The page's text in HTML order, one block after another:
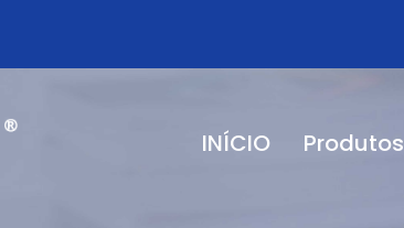
INÍCIO Produtos